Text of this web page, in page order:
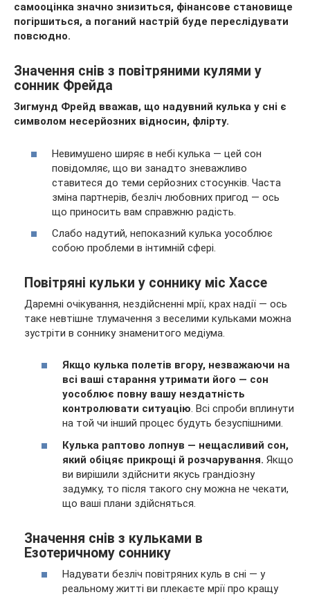
самооцінка значно знизиться, фінансове становище
погіршиться, а поганий настрій буде переслідувати
повсюдно.
Значення снів з повітряними кулями у
сонник Фрейда
Зигмунд Фрейд вважав, що надувний кулька у сні є
символом несерйозних відносин, флірту.
Невимушено ширяє в небі кулька — цей сон
повідомляє, що ви занадто зневажливо
ставитеся до теми серйозних стосунків. Часта
зміна партнерів, безліч любовних пригод — ось
що приносить вам справжню радість.
Слабо надутий, непоказний кулька уособлює
собою проблеми в інтимній сфері.
Повітряні кульки у соннику міс Хассе
Даремні очікування, нездійсненні мрії, крах надії — ось
таке невтішне тлумачення з веселими кульками можна
зустріти в соннику знаменитого медіума.
Якщо кулька полетів вгору, незважаючи на
всі ваші старання утримати його — сон
уособлює повну вашу нездатність
контролювати ситуацію. Всі спроби вплинути
на той чи інший процес будуть безуспішними.
Кулька раптово лопнув — нещасливий сон,
який обіцяє прикрощі й розчарування. Якщо
ви вирішили здійснити якусь грандіозну
задумку, то після такого сну можна не чекати,
що ваші плани здійсняться.
Значення снів з кульками в
Езотеричному соннику
Надувати безліч повітряних куль в сні — у
реальному житті ви плекаєте мрії про кращу